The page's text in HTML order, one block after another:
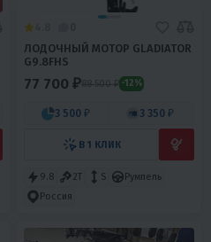
ЛОДОЧНЫЙ МОТОР GLADIATOR
G9.8FHS
77 700 ₽88 500 ₽ -12%
3 500 ₽ 3 350 ₽
В 1 КЛИК
9.8 2T S
Румпель
Россия